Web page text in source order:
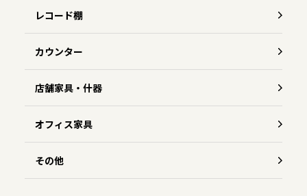
レコード棚
カウンター
店舗家具・什器
オフィス家具
その他